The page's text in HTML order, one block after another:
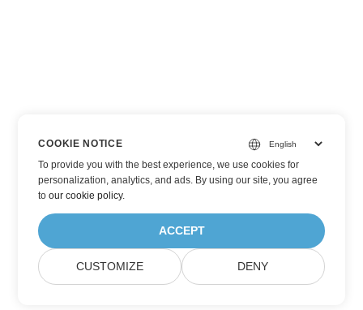
COOKIE NOTICE
To provide you with the best experience, we use cookies for
personalization, analytics, and ads. By using our site, you agree
toour cookie policy.
ACCEPT
CUSTOMIZE DENY